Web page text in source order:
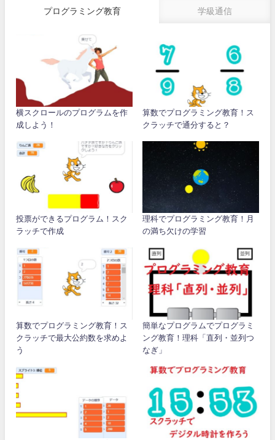
プログラミング教育 学級通信
横スクロールのプログラムを作
成しよう！
算数でプログラミング教育！ス
クラッチで通分すると？
投票ができるプログラム！スク
ラッチで作成
理科でプログラミング教育！月
の満ち欠けの学習
算数でプログラミング教育！ス
クラッチで最大公約数を求めよ
う
簡単なプログラムでプログラミ
ング教育！理科「直列・並列つ
なぎ」